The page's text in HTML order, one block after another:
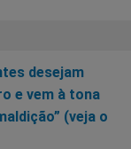
desejam
e vem à tona
(veja o